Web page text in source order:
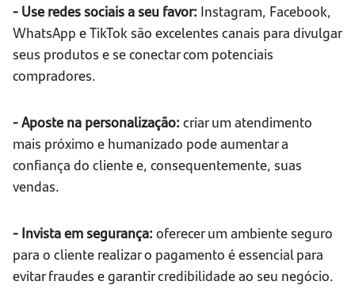
- Use redes sociais a seu favor: Instagram, Facebook,
WhatsApp e TikTok são excelentes canais para divulgar
seus produtos e se conectar com potenciais
compradores.
- Aposte na personalização: criar um atendimento
mais próximo e humanizado pode aumentar a
confiança do cliente e, consequentemente, suas
vendas.
- Invista em segurança: oferecer um ambiente seguro
para o cliente realizar o pagamento é essencial para
evitar fraudes e garantir credibilidade ao seu negócio.